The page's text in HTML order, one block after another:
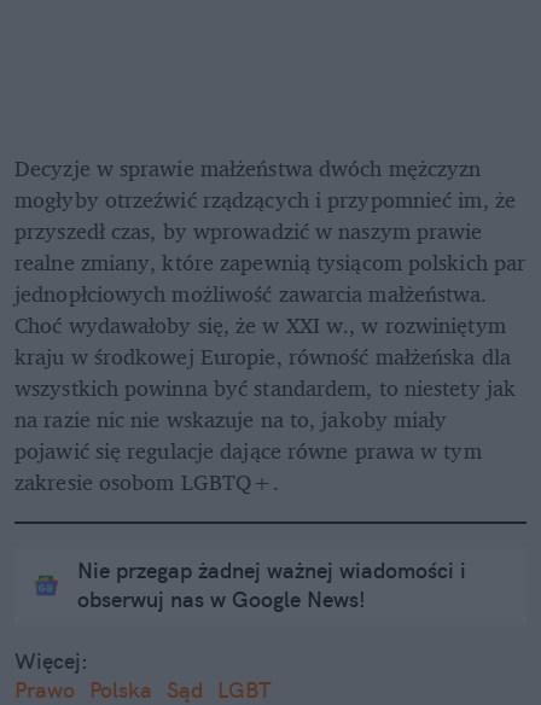
Decyzje w sprawie małżeństwa dwóch mężczyzn
mogłyby otrzeźwić rządzących i przypomnieć im, że
przyszedł czas, by wprowadzić w naszym prawie
realne zmiany, które zapewnią tysiącom polskich par
jednopłciowych możliwość zawarcia małżeństwa.
Choć wydawałoby się, że w XXI w., w rozwiniętym
kraju w środkowej Europie, równość małżeńska dla
wszystkich powinna być standardem, to niestety jak
na razie nic nie wskazuje na to, jakoby miały
pojawić się regulacje dające równe prawa w tym
zakresie osobom LGBTQ+.
Nie przegap żadnej ważnej wiadomości i
obserwuj nas w Google News!
Więcej:
Prawo
Polska Sąd LGBT